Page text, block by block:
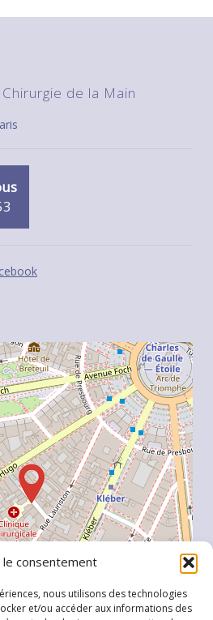
consentement
nous utilisons des technologies
et/ou accéder aux informations des
de la Main